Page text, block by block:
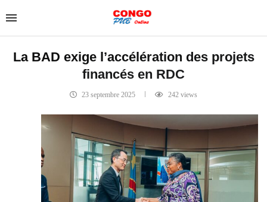
La BAD exige l’accélération des projets
financés en RDC
23 septembre 2025 242 views